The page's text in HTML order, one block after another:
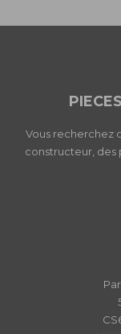
Vous recherchez
constructeur, des